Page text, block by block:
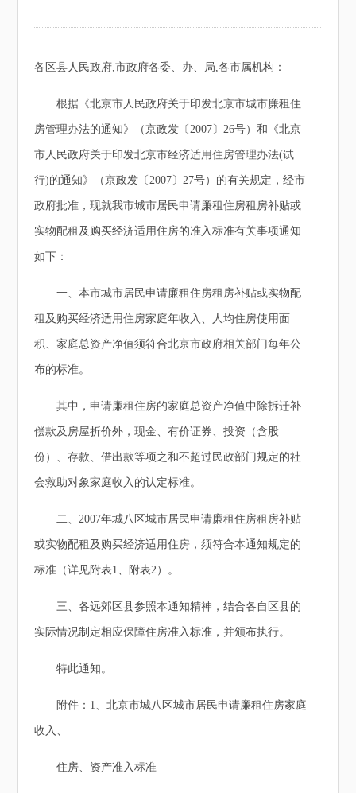
各区县人民政府,市政府各委、办、局,各市属机构：
根据《北京市人民政府关于印发北京市城市廉租住
房管理办法的通知》（京政发〔2007〕26号）和《北京
市人民政府关于印发北京市经济适用住房管理办法(试
行)的通知》（京政发〔2007〕27号）的有关规定，经市
政府批准，现就我市城市居民申请廉租住房租房补贴或
实物配租及购买经济适用住房的准入标准有关事项通知
如下：
一、本市城市居民申请廉租住房租房补贴或实物配
租及购买经济适用住房家庭年收入、人均住房使用面
积、家庭总资产净值须符合北京市政府相关部门每年公
布的标准。
其中，申请廉租住房的家庭总资产净值中除拆迁补
偿款及房屋折价外，现金、有价证券、投资（含股
份）、存款、借出款等项之和不超过民政部门规定的社
会救助对象家庭收入的认定标准。
二、2007年城八区城市居民申请廉租住房租房补贴
或实物配租及购买经济适用住房，须符合本通知规定的
标准（详见附表1、附表2）。
三、各远郊区县参照本通知精神，结合各自区县的
实际情况制定相应保障住房准入标准，并颁布执行。
特此通知。
附件：1、北京市城八区城市居民申请廉租住房家庭
收入、
住房、资产准入标准